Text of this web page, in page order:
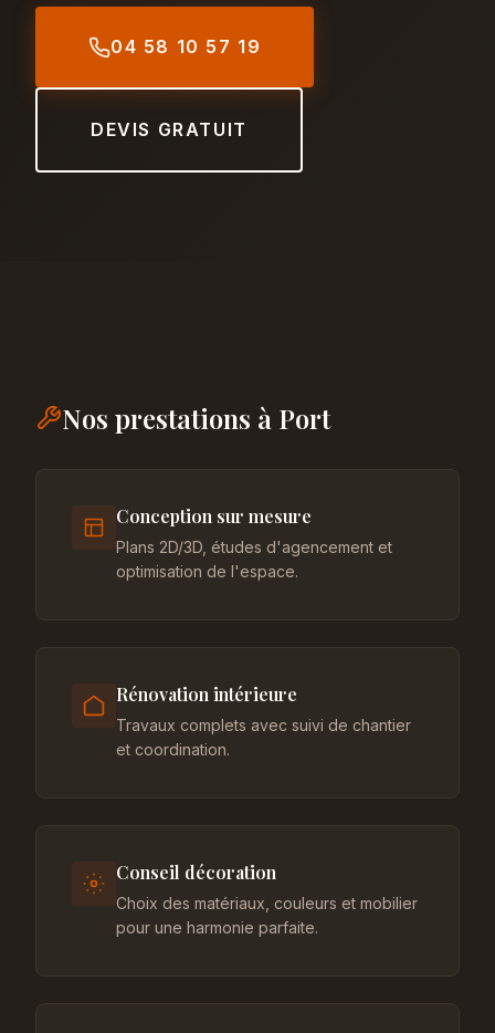
04 58 10 57 19
DEVIS GRATUIT
Nos prestations à Port
Conception sur mesure
Plans 2D/3D, études d'agencement et
optimisation de l'espace.
Rénovation intérieure
Travaux complets avec suivi de chantier
et coordination.
Conseil décoration
Choix des matériaux, couleurs et mobilier
pour une harmonie parfaite.